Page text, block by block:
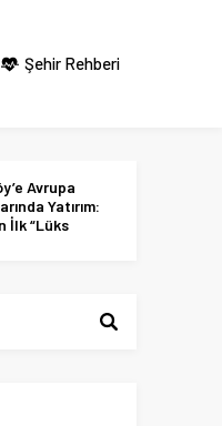
Şehir Rehberi
Avrupa
Yatırım:
İlk “Lüks